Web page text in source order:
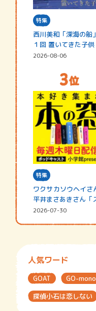
特集
西川美和「深海の船
１回 置いてきた子供
2026-08-06
特集
ワクサカソウヘイさ
平井まさあきさん「
シャ…
2026-07-30
人気ワード
GOAT GO-
探偵小石は恋しない